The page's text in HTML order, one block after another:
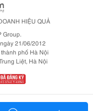
HIỆU QUẢ
Group.
21/06/2012
phố Hà Nội
Liệt, Hà Nội